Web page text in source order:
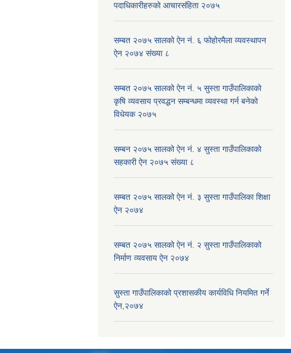
पदाधिकारीहरुको आचारसंहिता २०७५
सम्बत २०७५ सालको ऐन नं. ६ फोहोरमैला व्यवस्थापन
ऐन २०७४ संख्या ८
सम्बत २०७५ सालको ऐन नं. ५ सुस्ता गाउँपालिकाको
कृषि व्यवसाय प्रवद्धन सम्बन्धमा व्यवस्था गर्न बनेको
विधेयक २०७५
सम्बन २०७५ सालको ऐन नं. ४ सुस्ता गाउँपालिकाको
सहकारी ऐन २०७५ संख्या ८
सम्बत २०७५ सालको ऐन नं. ३ सुस्ता गाउँपालिका शिक्षा
ऐन २०७४
सम्बत २०७५ सालको ऐन नं. २ सुस्ता गाउँपालिकाको
निर्माण व्यवसाय ऐन २०७४
सुस्ता गाउँपालिकाको प्रशासकीय कार्यविधि नियमित गर्ने
ऐन,२०७४